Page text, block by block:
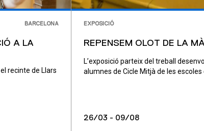
BARCELONA
A LA
recinte de Llars
EXPOSICIÓ
REPENSEM OLOT DE LA
L’exposició parteix del treball
alumnes de Cicle Mitjà de les escoles
26/03 - 09/08